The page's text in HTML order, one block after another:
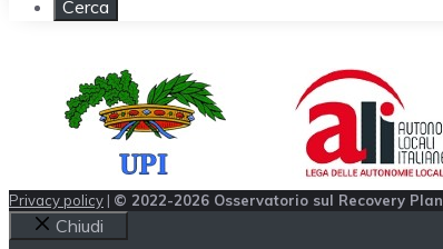
Privacy policy | © 2022-2026 Osservatorio sul Recovery Plan
Chiudi